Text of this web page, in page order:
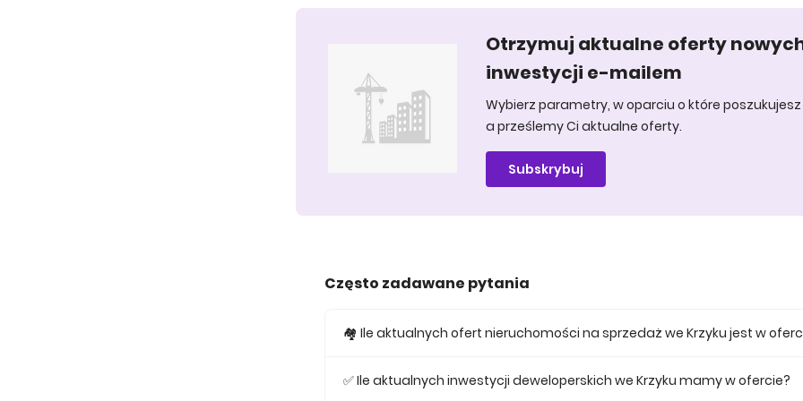
Otrzymuj aktualne oferty
inwestycji e-mailem
Wybierz parametry, w oparciu o które
a prześlemy Ci aktualne oferty.
Subskrybuj
Często zadawane pytania
🏘️ Ile aktualnych ofert nieruchomości na sprzedaż we Krzyku jest w
✅ Ile aktualnych inwestycji deweloperskich we Krzyku mamy w ofercie?